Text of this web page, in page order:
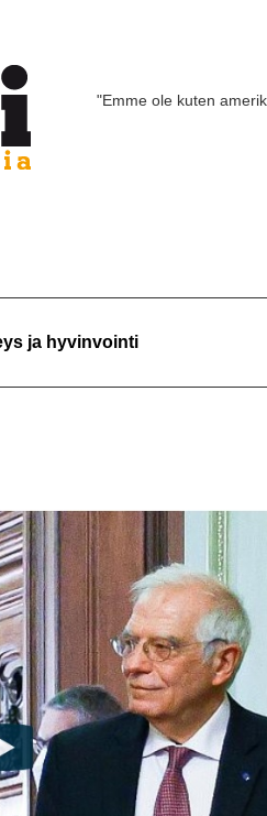
"Emme ole kuten
ja hyvinvointi